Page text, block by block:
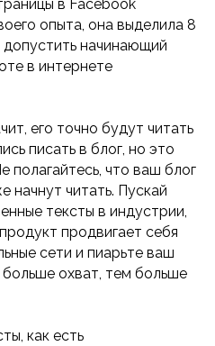
в Facebook
опыта, она выделила 8
начинающий
в интернете
его точно будут читать
писать в блог, но это
полагайтесь, что ваш блог
начнут читать. Пускай
тексты в индустрии,
продвигает себя
сети и пиарьте ваш
больше охват, тем больше
как есть